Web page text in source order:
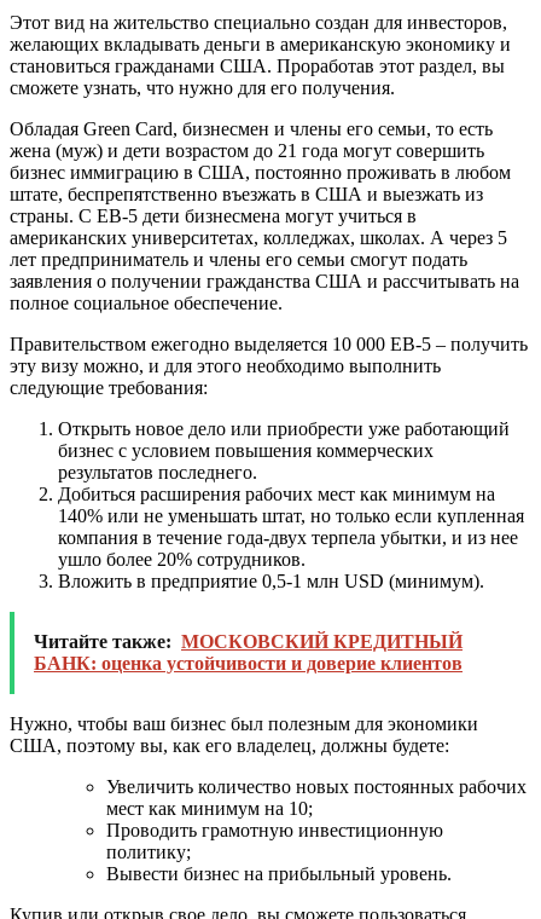
Этот вид на жительство специально создан для инвесторов,
желающих вкладывать деньги в американскую экономику и
становиться гражданами США. Проработав этот раздел, вы
сможете узнать, что нужно для его получения.
Обладая Green Card, бизнесмен и члены его семьи, то есть
жена (муж) и дети возрастом до 21 года могут совершить
бизнес иммиграцию в США, постоянно проживать в любом
штате, беспрепятственно въезжать в США и выезжать из
страны. С EB-5 дети бизнесмена могут учиться в
американских университетах, колледжах, школах. А через 5
лет предприниматель и члены его семьи смогут подать
заявления о получении гражданства США и рассчитывать на
полное социальное обеспечение.
Правительством ежегодно выделяется 10 000 EB-5 – получить
эту визу можно, и для этого необходимо выполнить
следующие требования:
Открыть новое дело или приобрести уже работающий
бизнес с условием повышения коммерческих
результатов последнего.
Добиться расширения рабочих мест как минимум на
140% или не уменьшать штат, но только если купленная
компания в течение года-двух терпела убытки, и из нее
ушло более 20% сотрудников.
Вложить в предприятие 0,5-1 млн USD (минимум).
Читайте также: МОСКОВСКИЙ КРЕДИТНЫЙ
БАНК: оценка устойчивости и доверие клиентов
Нужно, чтобы ваш бизнес был полезным для экономики
США, поэтому вы, как его владелец, должны будете:
Увеличить количество новых постоянных рабочих
мест как минимум на 10;
Проводить грамотную инвестиционную
политику;
Вывести бизнес на прибыльный уровень.